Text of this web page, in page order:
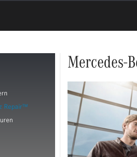
Repair™
Mercedes-